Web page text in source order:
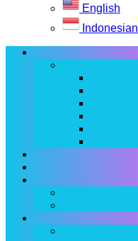
English
Indonesian